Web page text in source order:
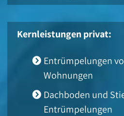
Kernleistungen privat:
Entrümpelungen
Wohnungen
Dachboden und
Entrümpelungen